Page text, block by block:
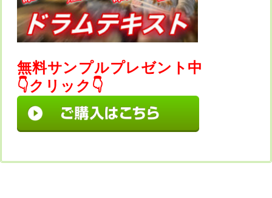
無料サンプルプレゼント中
👇クリック👇